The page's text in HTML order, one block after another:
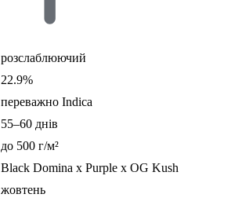
розслаблюючий
22.9%
переважно Indica
55–60 днів
до 500 г/м²
Black Domina x Purple x OG Kush
жовтень